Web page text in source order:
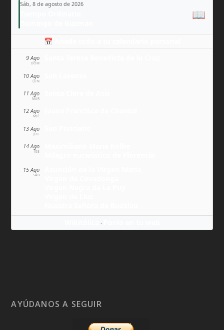
Sáb, 8 de agosto de 2026
📖
📅 Añade todo a tu calendario personal
9 Ago
DOM
10 Ago
LUN
11 Ago
MAR
12 Ago
MIÉ
13 Ago
JUE
14 Ago
VIE
15 Ago
SÁB
·
AYÚDANOS A SEGUIR